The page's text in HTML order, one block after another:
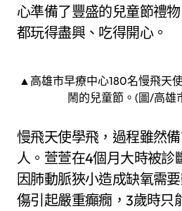
心準備了豐盛的兒童節禮
都玩得盡興、吃得開心。
▲高雄市早療中心180名慢飛天
鬧的兒童節。(圖/高雄
慢飛天使學飛，過程雖然
人。萱萱在4個月大時被診
因肺動脈狹小造成缺氧需
傷引起嚴重癲癇，3歲時只